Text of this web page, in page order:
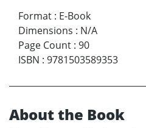
Format : E-Book
Dimensions : N/A
Page Count : 90
ISBN : 9781503589353
About the Book